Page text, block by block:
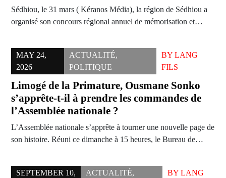
Sédhiou, le 31 mars ( Kéranos Média), la région de Sédhiou a
organisé son concours régional annuel de mémorisation et…
MAY 24,
2026
ACTUALITÉ,
POLITIQUE
BY LANG
FILS
Limogé de la Primature, Ousmane Sonko
s’apprête-t-il à prendre les commandes de
l’Assemblée nationale ?
L’Assemblée nationale s’apprête à tourner une nouvelle page de
son histoire. Réuni ce dimanche à 15 heures, le Bureau de…
SEPTEMBER 10,
ACTUALITÉ,
BYLANG